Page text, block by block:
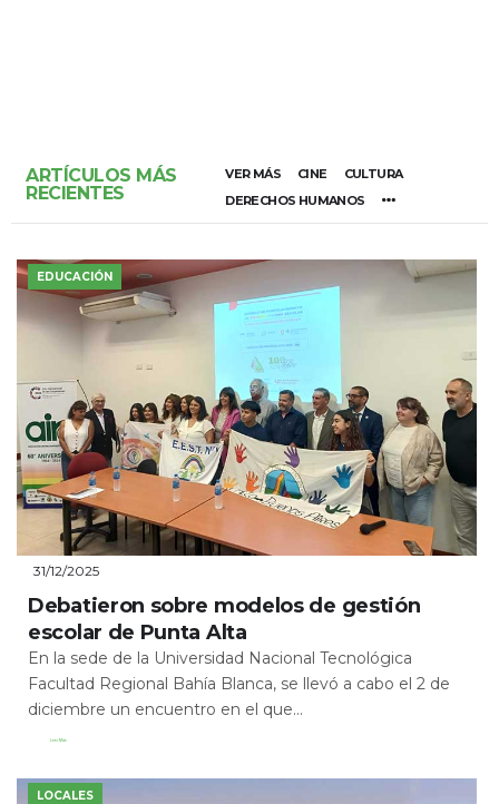
ARTÍCULOS MÁS
RECIENTES
VER MÁS CINE
CULTURA
DERECHOS HUMANOS
EDUCACIÓN
31/12/2025
Debatieron sobre modelos de gestión
escolar de Punta Alta
En la sede de la Universidad Nacional Tecnológica
Facultad Regional Bahía Blanca, se llevó a cabo el 2 de
diciembre un encuentro en el que...
Leer Más
LOCALES